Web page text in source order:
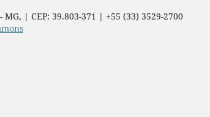
| CEP: 39.803-371 | +55 (33) 3529-2700